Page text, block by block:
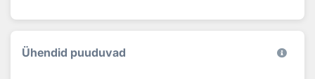
Ühendid puuduvad